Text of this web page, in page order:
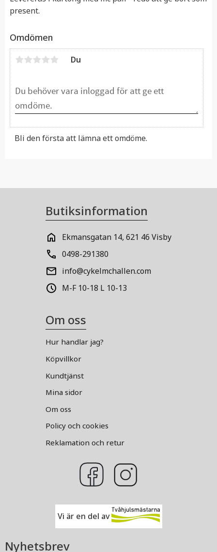
present.
Omdömen
Du
Bli den första att lämna ett omdöme.
Butiksinformation
Ekmansgatan 14, 621 46 Visby
0498-291380
info@cykelmchallen.com
M-F 10-18 L 10-13
Om oss
Hur handlar jag?
Köpvillkor
Kundtjänst
Mina sidor
Om oss
Policy och cookies
Reklamation och retur
Vi är en del av
Nyhetsbrev